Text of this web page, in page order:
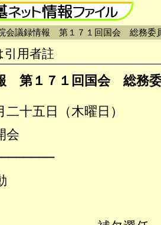
会議録情報 第１７１回国会 総務委
引用者註
第１７１回国会 総務
二十五日（木曜日）